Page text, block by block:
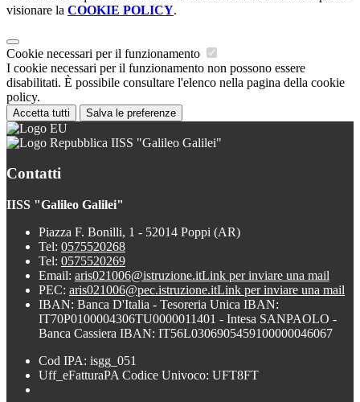
visionare la COOKIE POLICY.
Cookie necessari per il funzionamento
I cookie necessari per il funzionamento non possono essere
disabilitati. È possibile consultare l'elenco nella pagina della cookie
policy.
Accetta tutti Salva le preferenze
IISS "Galileo Galilei"
Contatti
IISS "Galileo Galilei"
Piazza F. Bonilli, 1 - 52014 Poppi (AR)
Tel: 0575520268
Tel: 0575520269
Email: aris021006@istruzione.itLink per inviare una mail
PEC: aris021006@pec.istruzione.itLink per inviare una mail
IBAN: Banca D'Italia - Tesoreria Unica IBAN:
IT70P0100004306TU0000011401 - Intesa SANPAOLO -
Banca Cassiera IBAN: IT56L0306905459100000046067
Cod IPA: isgg_051
Uff_eFatturaPA Codice Univoco: UFT8FT